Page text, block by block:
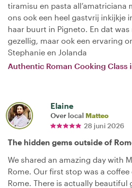
tiramisu en pasta all’amatriciana
ons ook een heel gastvrij inkijkje
haar buurt in Pigneto. En dat was
gezellig, maar ook een ervaring
Stephanie en Jolanda
Authentic Roman Cooking Class
Elaine
Over local Matteo
28 juni 2026
The hidden gems outside of
We shared an amazing day with
Rome. Our first stop was a
Rome. There is actually beautiful